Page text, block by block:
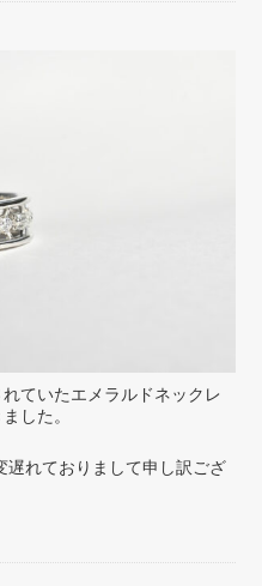
ていたエメラルドネックレ
した。
れておりまして申し訳ござ